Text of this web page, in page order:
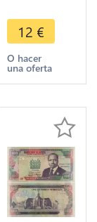
Shillings
President
Toroitich
Arap Moi
12 €
O hacer
una oferta